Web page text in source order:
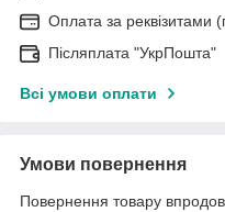
Оплата за реквізитами
Післяплата "УкрПошта"
Всі умови оплати
Умови повернення
Повернення товару